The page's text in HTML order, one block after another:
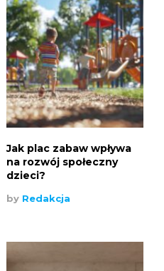
Jak plac zabaw wpływa
na rozwój społeczny
dzieci?
by Redakcja